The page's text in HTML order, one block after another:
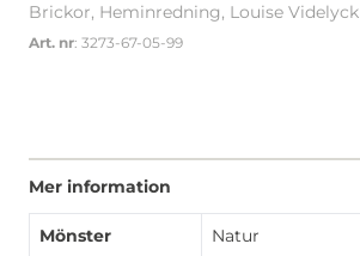
Brickor, Heminredning, Louise Videlyck
Art. nr: 3273-67-05-99
Mer information
Mönster Natur